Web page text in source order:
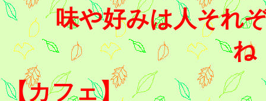
味や好みは人それ
ね
【カフェ】